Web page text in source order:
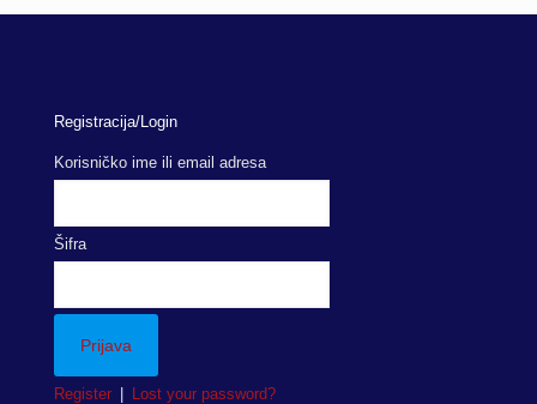
Registracija/Login
Korisničko ime ili email adresa
Šifra
Register Lost your password?